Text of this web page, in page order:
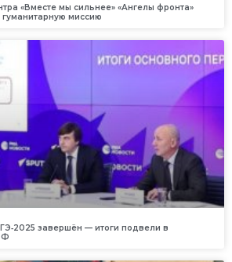
«Вместе мы сильнее» «Ангелы фронта»
миссию
завершён — итоги подвели в